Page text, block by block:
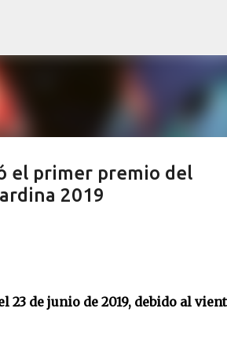
el primer premio del
2019
23 de junio de 2019, debido al